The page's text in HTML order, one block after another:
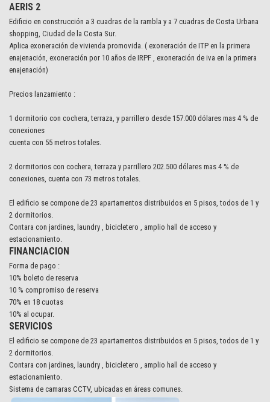
AERIS 2
Edificio en construcción a 3 cuadras de la rambla y a 7 cuadras de Costa Urbana
shopping, Ciudad de la Costa Sur.
Aplica exoneración de vivienda promovida. ( exoneración de ITP en la primera
enajenación, exoneración por 10 años de IRPF , exoneración de iva en la primera
enajenación)
Precios lanzamiento :
1 dormitorio con cochera, terraza, y parrillero desde 157.000 dólares mas 4 % de
conexiones
cuenta con 55 metros totales.
2 dormitorios con cochera, terraza y parrillero 202.500 dólares mas 4 % de
conexiones, cuenta con 73 metros totales.
El edificio se compone de 23 apartamentos distribuidos en 5 pisos, todos de 1 y
2 dormitorios.
Contara con jardines, laundry , bicicletero , amplio hall de acceso y
estacionamiento.
FINANCIACION
Forma de pago :
10% boleto de reserva
10 % compromiso de reserva
70% en 18 cuotas
10% al ocupar.
SERVICIOS
El edificio se compone de 23 apartamentos distribuidos en 5 pisos, todos de 1 y
2 dormitorios.
Contara con jardines, laundry , bicicletero , amplio hall de acceso y
estacionamiento.
Sistema de camaras CCTV, ubicadas en áreas comunes.